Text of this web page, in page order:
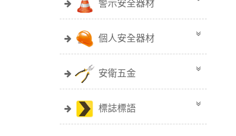
警示安全器材
個人安全器材
安衛五金
標誌標語